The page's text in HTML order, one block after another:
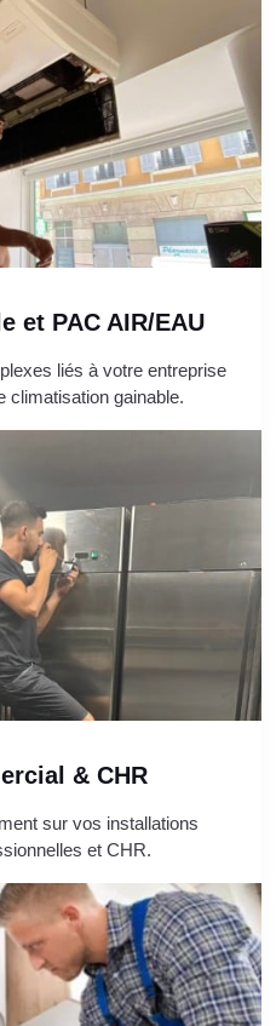
et PAC AIR/EAU
liés à votre entreprise
climatisation gainable.
& CHR
sur vos installations
et CHR.